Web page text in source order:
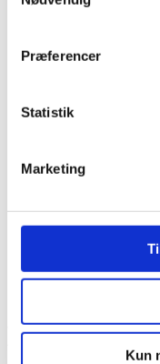
Præferencer
Statistik
Marketing
Kun
Forside -
2022
2024
2021
2020
Arkiv
Efterår